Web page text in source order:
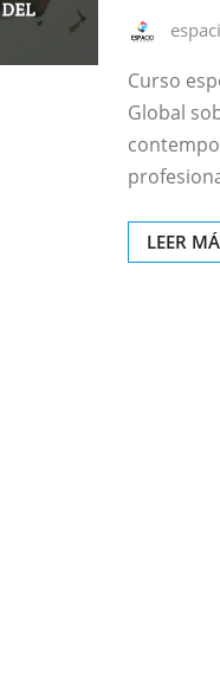
Curso
Global
LEER